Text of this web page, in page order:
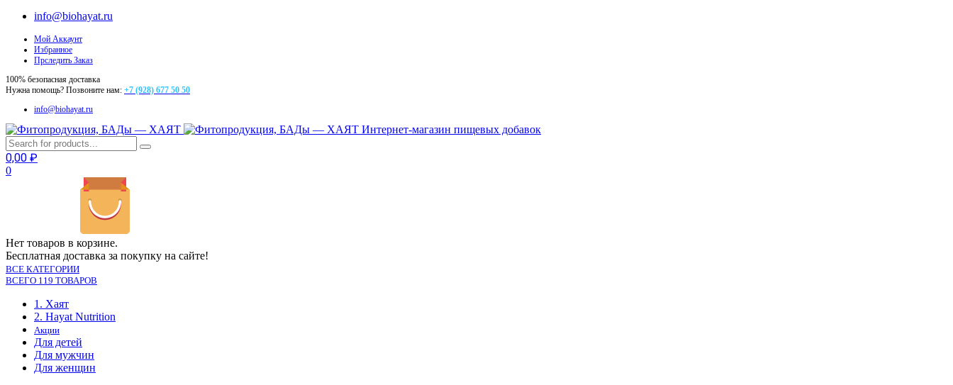
info@biohayat.ru
Мой Аккаунт
Избранное
Прследить Заказ
100% безопасная доставка
Нужна помощь? Позвоните нам: +7 (928) 677 50 50
info@biohayat.ru
Интернет-магазин пищевых добавок
0,00 ₽
0
Нет товаров в корзине.
Бесплатная доставка за покупку на сайте!
ВСЕ КАТЕГОРИИ
ВСЕГО 119 ТОВАРОВ
1. Хаят
2. Hayat Nutrition
Акции
Для детей
Для мужчин
Для женщин